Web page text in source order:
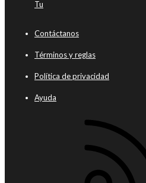
Tu
Contáctanos
Términos y reglas
Política de privacidad
Ayuda